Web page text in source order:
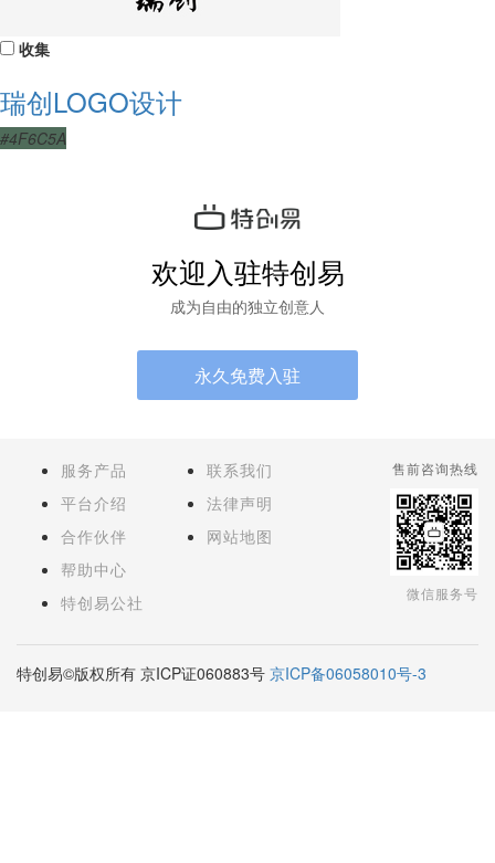
收集
瑞创LOGO设计
#4F6C5A
欢迎入驻特创易
成为自由的独立创意人
永久免费入驻
服务产品
平台介绍
合作伙伴
帮助中心
特创易公社
联系我们
法律声明
网站地图
售前咨询热线
微信服务号
特创易©版权所有 京ICP证060883号 京ICP备06058010号-3